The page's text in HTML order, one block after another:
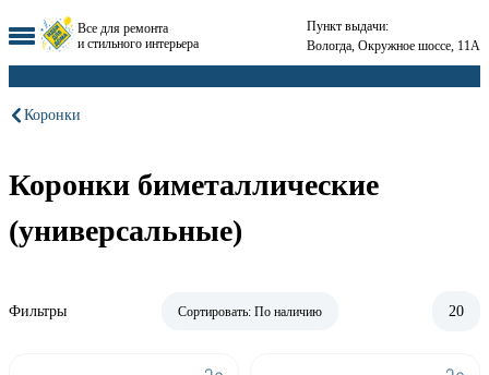
Все для ремонта
и стильного интерьера
Пункт выдачи:
Вологда, Окружное шоссе, 11А
Коронки
Коронки биметаллические
(универсальные)
Фильтры Сортировать: По наличию 20